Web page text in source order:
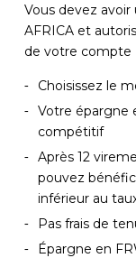
Vous devez
AFRICA et
de votre compte
Choisissez le
Votre épargne
compétitif
Après 12
pouvez
inférieur au
Pas frais de
Épargne en